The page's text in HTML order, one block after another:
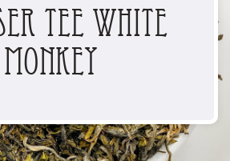
Tee White
Monkey